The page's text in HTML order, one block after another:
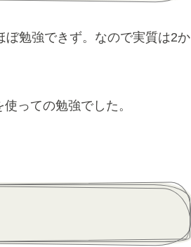
勉強できず。なので実質は2か
っての勉強でした。